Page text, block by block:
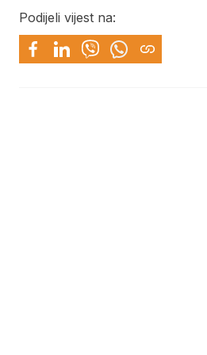
Podijeli vijest na: